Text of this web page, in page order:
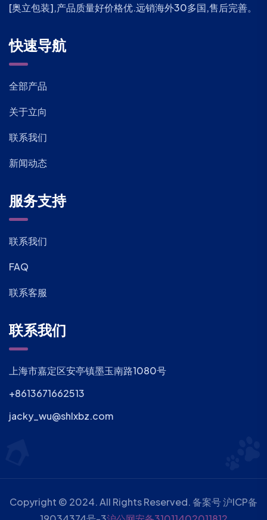
[奥立包装],产品质量好价格优.远销海外30多国,售后完善。
快速导航
全部产品
关于立向
联系我们
新闻动态
服务支持
联系我们
FAQ
联系客服
联系我们
上海市嘉定区安亭镇墨玉南路1080号
+8613671662513
jacky_wu@shlxbz.com
Copyright © 2024. All Rights Reserved. 备案号沪ICP备